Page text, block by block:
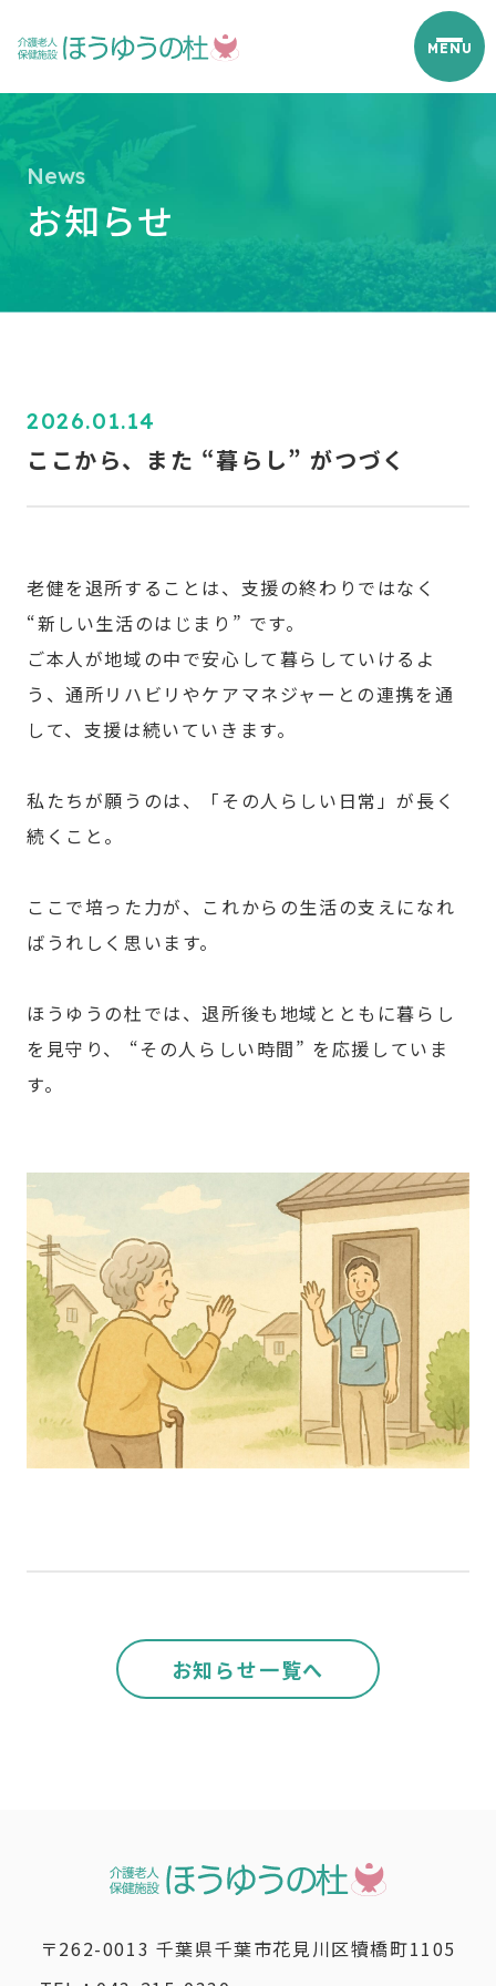
お知らせ
2026.01.14
ここから、また “暮らし” がつづく
老健を退所することは、支援の終わりではなく
“新しい生活のはじまり” です。
ご本人が地域の中で安心して暮らしていけるよ
う、通所リハビリやケアマネジャーとの連携を通
して、支援は続いていきます。
私たちが願うのは、「その人らしい日常」が長く
続くこと。
ここで培った力が、これからの生活の支えになれ
ばうれしく思います。
ほうゆうの杜では、退所後も地域とともに暮らし
を見守り、 “その人らしい時間” を応援していま
す。
お知らせ一覧へ
〒262-0013 千葉県千葉市花見川区犢橋町1105